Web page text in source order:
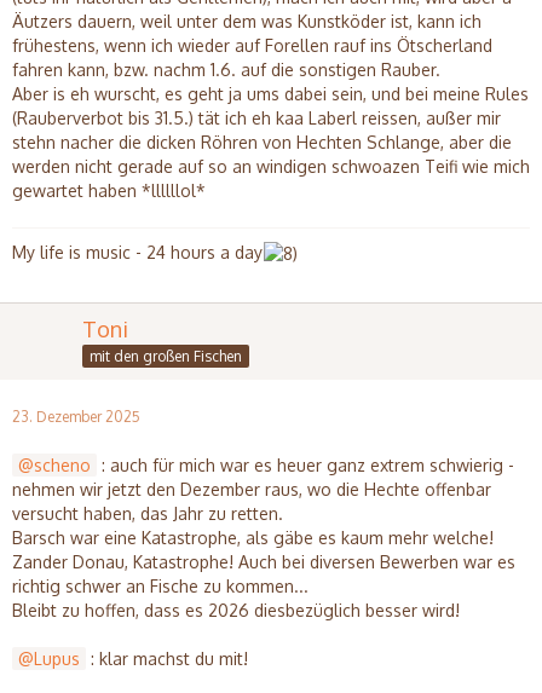
Äutzers dauern, weil unter dem was Kunstköder ist, kann ich
frühestens, wenn ich wieder auf Forellen rauf ins Ötscherland
fahren kann, bzw. nachm 1.6. auf die sonstigen Rauber.
Aber is eh wurscht, es geht ja ums dabei sein, und bei meine Rules
(Rauberverbot bis 31.5.) tät ich eh kaa Laberl reissen, außer mir
stehn nacher die dicken Röhren von Hechten Schlange, aber die
werden nicht gerade auf so an windigen schwoazen Teifi wie mich
gewartet haben *llllllol*
My life is music - 24 hours a day
Toni
mit den großen Fischen
23. Dezember 2025
scheno : auch für mich war es heuer ganz extrem schwierig -
nehmen wir jetzt den Dezember raus, wo die Hechte offenbar
versucht haben, das Jahr zu retten.
Barsch war eine Katastrophe, als gäbe es kaum mehr welche!
Zander Donau, Katastrophe! Auch bei diversen Bewerben war es
richtig schwer an Fische zu kommen...
Bleibt zu hoffen, dass es 2026 diesbezüglich besser wird!
Lupus : klar machst du mit!